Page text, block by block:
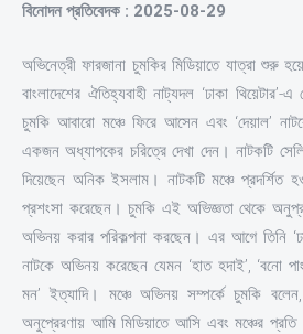
বিনোদন প্রতিবেদক : 2025-08-29
অভিনেত্রী ফারজানা চুমকির মিডিয়াতে যাত্রা শুরু
বাংলাদেশের ঐতিহ্যবাহী নাট্যদল ‘ঢাকা
চুমকি আবারো মঞ্চে ফিরে আসেন এবং ‘দেয়াল’
একজন অধ্যাপকের চরিত্রে দেখা দেন। নাটকটি
দিয়েছেন অনিক ইসলাম। নাটকটি মঞ্চে প্রদর্শিত
প্রশংসা করেছেন। চুমকি এই অভিজ্ঞতা থেকে
অভিনয় করার পরিকল্পনা করছেন। এর আগে তিনি
নাটকে অভিনয় করেছেন যেমন ‘হাত হদাই’, ‘বনো
মন’ ইত্যাদি। মঞ্চে অভিনয় সম্পর্কে চুমকি
অনুপ্রেরণায় আমি মিডিয়াতে আসি এবং মঞ্চের